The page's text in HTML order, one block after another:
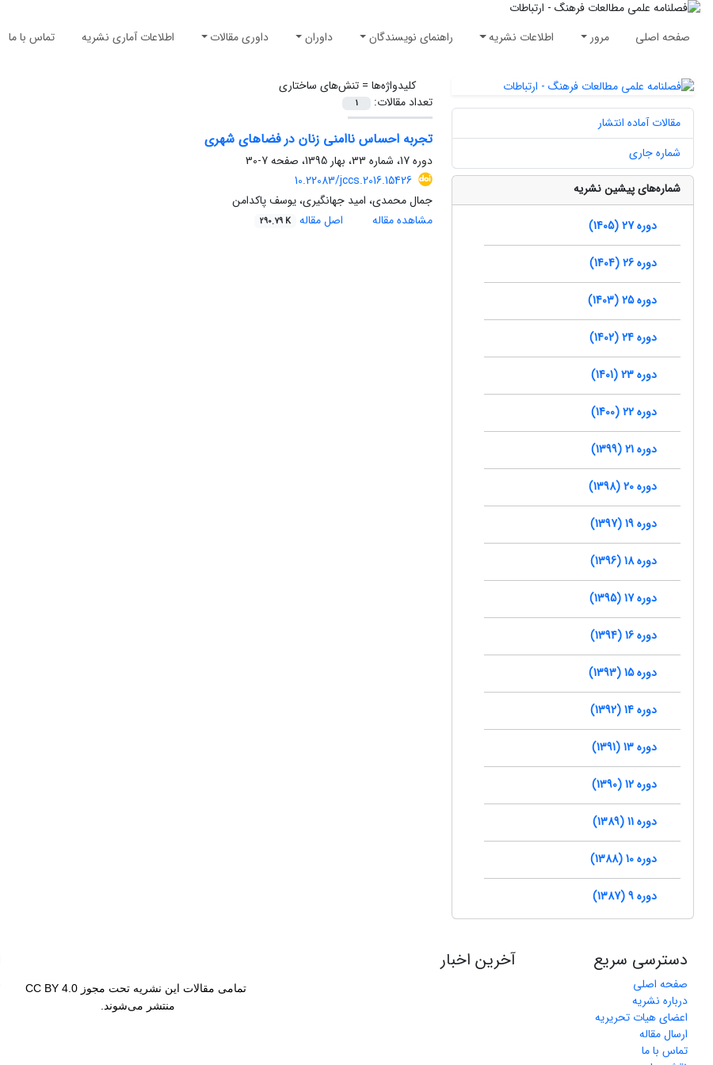
صفحه اصلی مرور اطلاعات نشریه راهنمای نویسندگان داوران داوری مقالات اطلاعات آماری نشریه تماس با ما
کلیدواژه‌ها =تنش‌های ساختاری
تعداد مقالات:
1
تجربه احساس ناامنی زنان در فضاهای شهری
دوره 17، شماره 33، بهار 1395، صفحه
7-30
10.22083/jccs.2016.15426
جمال محمدی، امید جهانگیری، یوسف پاکدامن
مشاهده مقاله
اصل مقاله 290.79 K
مقالات آماده انتشار
شماره جاری
شماره‌های پیشین نشریه
دوره 27 (1405)
دوره 26 (1404)
دوره 25 (1403)
دوره 24 (1402)
دوره 23 (1401)
دوره 22 (1400)
دوره 21 (1399)
دوره 20 (1398)
دوره 19 (1397)
دوره 18 (1396)
دوره 17 (1395)
دوره 16 (1394)
دوره 15 (1393)
دوره 14 (1392)
دوره 13 (1391)
دوره 12 (1390)
دوره 11 (1389)
دوره 10 (1388)
دوره 9 (1387)
دسترسی سریع
صفحه اصلی
درباره نشریه
اعضای هیات تحریریه
ارسال مقاله
تماس با ما
آخرین اخبار
تمامی مقالات این نشریه تحت مجوز CC BY 4.0
منتشر می‌شوند.